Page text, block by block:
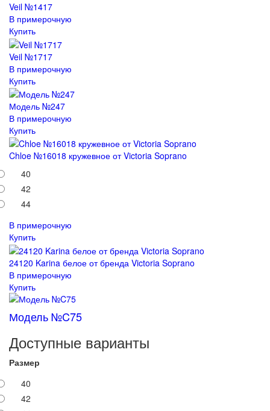
Veil №1417
В примерочную
Купить
Veil №1717
В примерочную
Купить
Модель №247
В примерочную
Купить
Chloe №16018 кружевное от Victoria Soprano
40
42
44
В примерочную
Купить
24120 Karina белое от бренда Victoria Soprano
В примерочную
Купить
Модель №C75
Доступные варианты
Размер
40
42